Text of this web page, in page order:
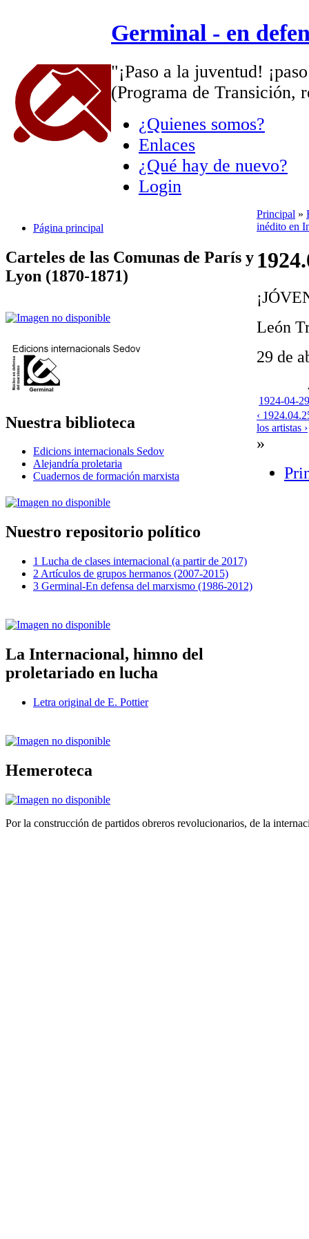
Germinal - en
"¡Paso a la juventud!
(Programa de Transición,
¿Quienes somos?
Enlaces
¿Qué hay de nuevo?
Login
Página principal
Carteles de las Comunas de París y
Lyon (1870-1871)
Nuestra biblioteca
Edicions internacionals Sedov
Alejandría proletaria
Cuadernos de formación marxista
Nuestro repositorio político
1 Lucha de clases internacional (a partir de 2017)
2 Artículos de grupos hermanos (2007-2015)
3 Germinal-En defensa del marxismo (1986-2012)
La Internacional, himno del
proletariado en lucha
Letra original de E. Pottier
Hemeroteca
Principal »
inédito en
León
29 de
1924-04-
‹
los artistas ›
»
Por la construcción de partidos obreros revolucionarios, de la